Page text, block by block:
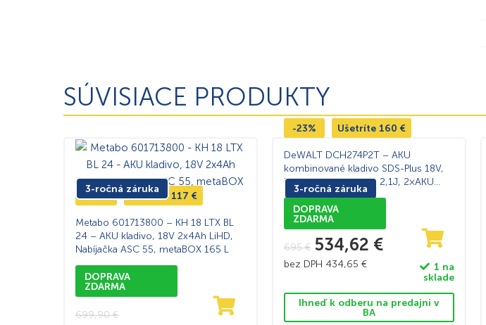
SÚVISIACE PRODUKTY
3-ročná záruka
-17% Ušetríte 117 €
Metabo 601713800 – KH 18 LTX BL
24 – AKU kladivo, 18V 2x4Ah LiHD,
Nabíjačka ASC 55, metaBOX 165 L
DOPRAVA
ZDARMA
699,90€
3-ročná záruka
-23% Ušetríte 160 €
DeWALT DCH274P2T – AKU
kombinované kladivo SDS-Plus 18V,
bezuhlíkové, 24mm, 2,1J, 2×AKU
5,0Ah, nabíjačka, skľučovadlo, kufor
TSTAK™
DOPRAVA
ZDARMA
695€ 534,62 €
bez DPH 434,65 €
1 na
sklade
Ihneď k odberu na predajni v
BA